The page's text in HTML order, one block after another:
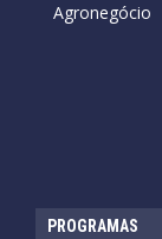
Agronegócio
PROGRAMAS